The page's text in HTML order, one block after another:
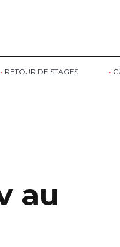
RETOUR DE STAGES
au